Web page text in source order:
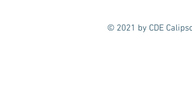
© 2021 by CDE